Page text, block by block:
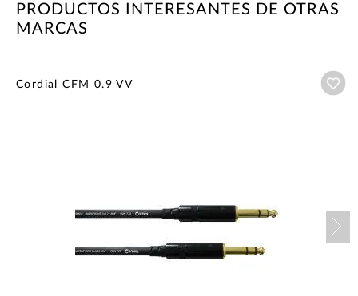
PRODUCTOS INTERESANTES DE OTRAS
MARCAS
Cordial CFM 0.9 VV